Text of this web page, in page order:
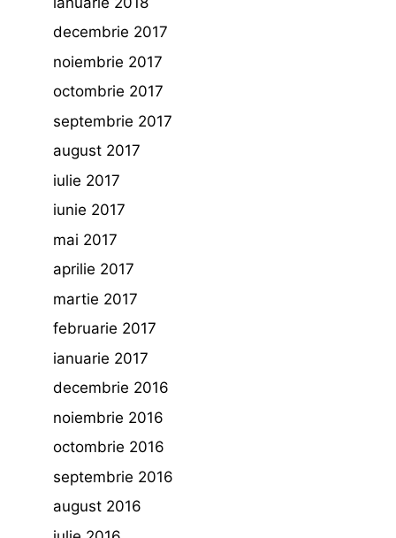
decembrie 2017
noiembrie 2017
octombrie 2017
septembrie 2017
august 2017
iulie 2017
iunie 2017
mai 2017
aprilie 2017
martie 2017
februarie 2017
ianuarie 2017
decembrie 2016
noiembrie 2016
octombrie 2016
septembrie 2016
august 2016